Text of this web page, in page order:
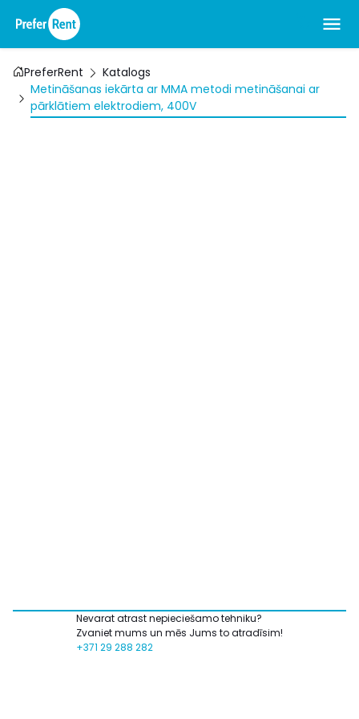
PreferRent
Katalogs
Metināšanas iekārta ar MMA metodi metināšanai ar
pārklātiem elektrodiem, 400V
Nevarat atrast nepieciešamo tehniku?
Zvaniet mums un mēs Jums to atradīsim!
+371 29 288 282